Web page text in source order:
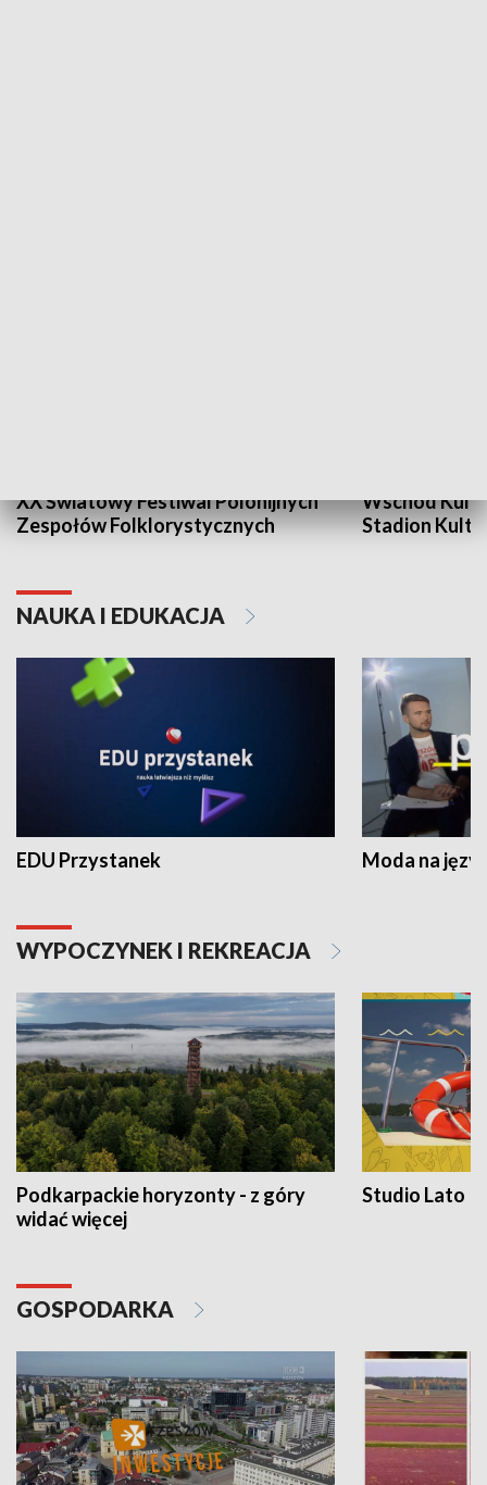
XX Światowy Festiwal Polonijnych
Zespołów Folklorystycznych
Wschód
Stadion
NAUKA I EDUKACJA
EDU Przystanek Moda na
WYPOCZYNEK I REKREACJA
Podkarpackie horyzonty - z góry
widać więcej
Studio Lato
GOSPODARKA